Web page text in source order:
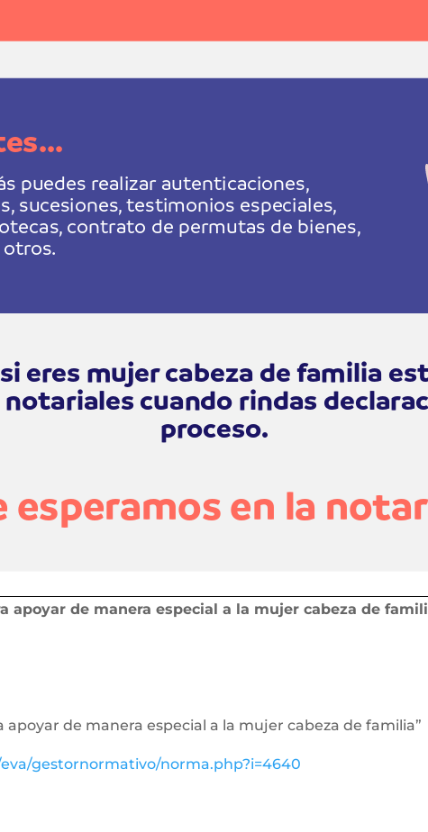
apoyar de manera especial a la mujer cabeza de
apoyar de manera especial a la mujer cabeza de familia”
gestornormativo/norma.php?i=4640